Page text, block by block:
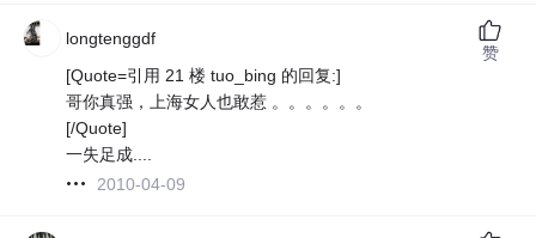
longtenggdf
[Quote=引用 21 楼 tuo_bing 的回复:]
哥你真强，上海女人也敢惹 。。。。。。
[/Quote]
一失足成....
2010-04-09
赞